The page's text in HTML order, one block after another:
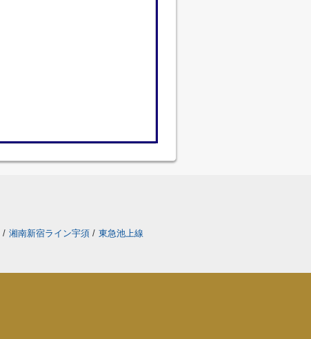
/ 湘南新宿ライン宇須 / 東急池上線